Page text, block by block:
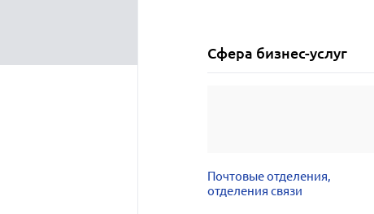
Сфера бизнес-услуг
Почтовые отделения,
отделения связи